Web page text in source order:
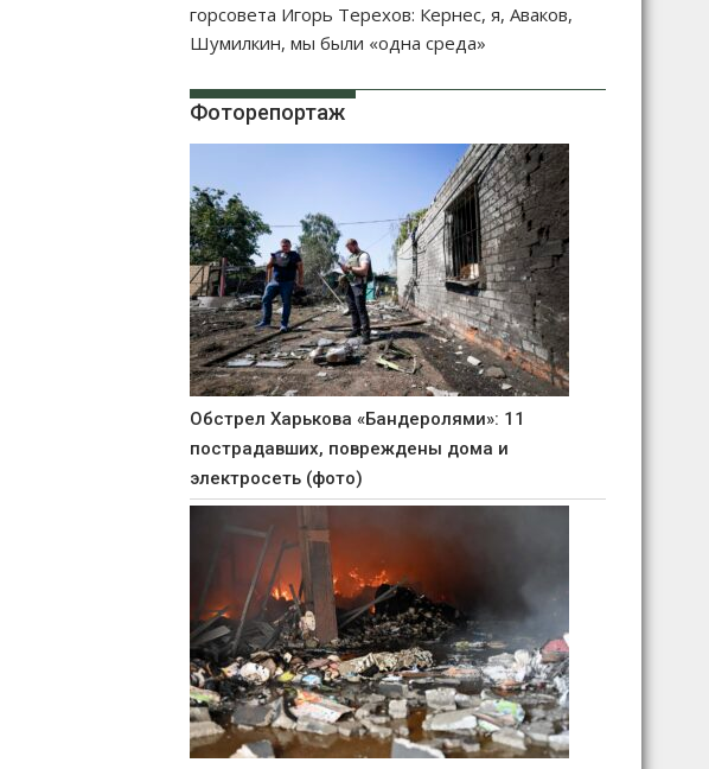
горсовета Игорь Терехов: Кернес, я, Аваков,
Шумилкин, мы были «одна среда»
Фоторепортаж
Обстрел Харькова «Бандеролями»: 11
пострадавших, повреждены дома и
электросеть (фото)